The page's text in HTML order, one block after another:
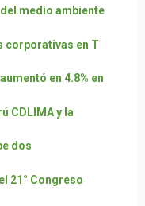
medio ambiente
corporativas en T
en 4.8% en
CDLIMA y la
dos
21° Congreso